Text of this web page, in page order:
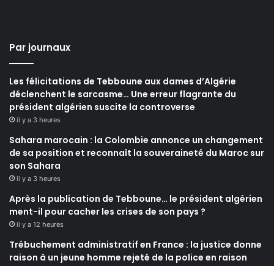
Par journaux
Les félicitations de Tebboune aux dames d’Algérie
déclenchent le sarcasme… Une erreur flagrante du
président algérien suscite la controverse
il y a 3 heures
Sahara marocain : la Colombie annonce un changement
de sa position et reconnaît la souveraineté du Maroc sur
son Sahara
il y a 3 heures
Après la publication de Tebboune… le président algérien
ment-il pour cacher les crises de son pays ?
il y a 12 heures
Trébuchement administratif en France : la justice donne
raison à un jeune homme rejeté de la police en raison